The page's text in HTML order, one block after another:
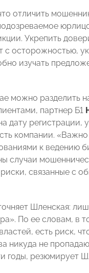
отличить
Укрепить
с осторожностью,
изучать
можно разделить
партнер Б1
дату регистрации,
компании.
к ведению
случаи
связанные с
Шленская:
По ее словам, в
есть риск,
никуда не
годы, резюмирует